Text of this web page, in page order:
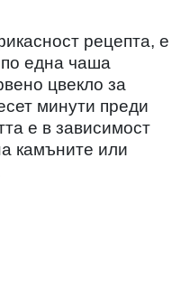
рецепта, е
една чаша
цвекло за
минути преди
е в зависимост
камъните или